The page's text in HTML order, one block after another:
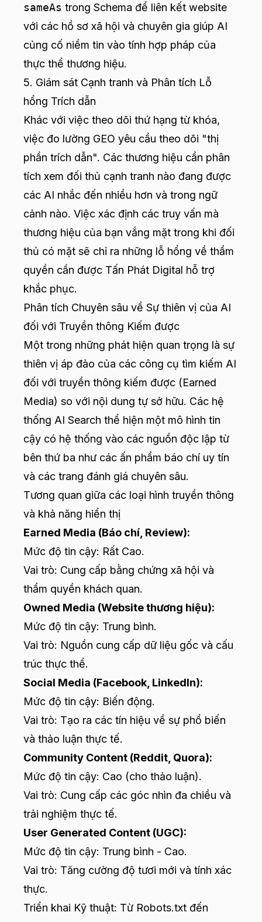
sameAs trong Schema để liên kết website
với các hồ sơ xã hội và chuyên gia giúp AI
củng cố niềm tin vào tính hợp pháp của
thực thể thương hiệu.
5. Giám sát Cạnh tranh và Phân tích Lỗ
hổng Trích dẫn
Khác với việc theo dõi thứ hạng từ khóa,
việc đo lường GEO yêu cầu theo dõi "thị
phần trích dẫn". Các thương hiệu cần phân
tích xem đối thủ cạnh tranh nào đang được
các AI nhắc đến nhiều hơn và trong ngữ
cảnh nào. Việc xác định các truy vấn mà
thương hiệu của bạn vắng mặt trong khi đối
thủ có mặt sẽ chỉ ra những lỗ hổng về thẩm
quyền cần được Tấn Phát Digital hỗ trợ
khắc phục.
Phân tích Chuyên sâu về Sự thiên vị của AI
đối với Truyền thông Kiếm được
Một trong những phát hiện quan trọng là sự
thiên vị áp đảo của các công cụ tìm kiếm AI
đối với truyền thông kiếm được (Earned
Media) so với nội dung tự sở hữu. Các hệ
thống AI Search thể hiện một mô hình tin
cậy có hệ thống vào các nguồn độc lập từ
bên thứ ba như các ấn phẩm báo chí uy tín
và các trang đánh giá chuyên sâu.
Tương quan giữa các loại hình truyền thông
và khả năng hiển thị
Earned Media (Báo chí, Review):
Mức độ tin cậy: Rất Cao.
Vai trò: Cung cấp bằng chứng xã hội và
thẩm quyền khách quan.
Owned Media (Website thương hiệu):
Mức độ tin cậy: Trung bình.
Vai trò: Nguồn cung cấp dữ liệu gốc và cấu
trúc thực thể.
Social Media (Facebook, LinkedIn):
Mức độ tin cậy: Biến động.
Vai trò: Tạo ra các tín hiệu về sự phổ biến
và thảo luận thực tế.
Community Content (Reddit, Quora):
Mức độ tin cậy: Cao (cho thảo luận).
Vai trò: Cung cấp các góc nhìn đa chiều và
trải nghiệm thực tế.
User Generated Content (UGC):
Mức độ tin cậy: Trung bình - Cao.
Vai trò: Tăng cường độ tươi mới và tính xác
thực.
Triển khai Kỹ thuật: Từ Robots.txt đến